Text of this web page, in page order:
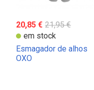
20,85 € 21,95 €
em stock
Esmagador de alhos
OXO